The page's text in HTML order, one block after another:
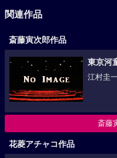
関連作品
斎藤寅次郎作品
東京河
江村圭
斎藤
花菱アチャコ作品